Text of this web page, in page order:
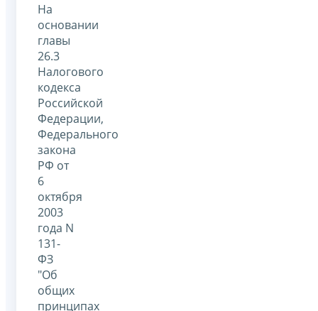
На
основании
главы
26.3
Налогового
кодекса
Российской
Федерации,
Федерального
закона
РФ от
6
октября
2003
года N
131-
ФЗ
"Об
общих
принципах